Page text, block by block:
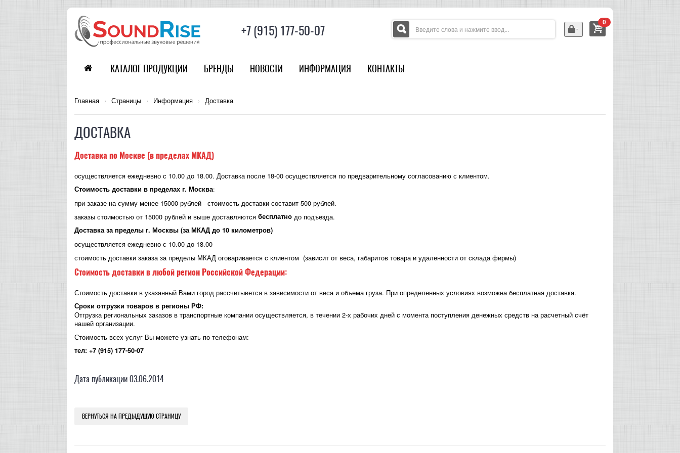
+7 (915) 177-50-07
0
КАТАЛОГ ПРОДУКЦИИ БРЕНДЫ НОВОСТИ ИНФОРМАЦИЯ КОНТАКТЫ
Главная › Страницы › Информация › Доставка
ДОСТАВКА
Доставка по Москве (в пределах МКАД)
осуществляется ежедневно с 10.00 до 18.00. Доставка после 18-00 осуществляется по предварительному согласованию с клиентом.
Стоимость доставки в пределах г. Москва:
при заказе на сумму менее 15000 рублей - стоимость доставки составит 500 рублей.
заказы стоимостью от 15000 рублей и выше доставляются бесплатно до подъезда.
Доставка за пределы г. Москвы (за МКАД до 10 километров)
осуществляется ежедневно с 10.00 до 18.00
стоимость доставки заказа за пределы МКАД оговаривается с клиентом (зависит от веса, габаритов товара и удаленности от склада фирмы)
Стоимость доставки в любой регион Российской Федерации:
Стоимость доставки в указанный Вами город рассчитывется в зависимости от веса и объема груза. При определенных условиях возможна бесплатная доставка.
Сроки отгрузки товаров в регионы РФ:
Отгрузка региональных заказов в транспортные компании осуществляется, в течении 2-х рабочих дней с момента поступления денежных средств на расчетный счёт
нашей организации.
Стоимость всех услуг Вы можете узнать по телефонам:
тел: +7 (915) 177-50-07
Дата публикации 03.06.2014
ВЕРНУТЬСЯ НА ПРЕДЫДУЩУЮ СТРАНИЦУ